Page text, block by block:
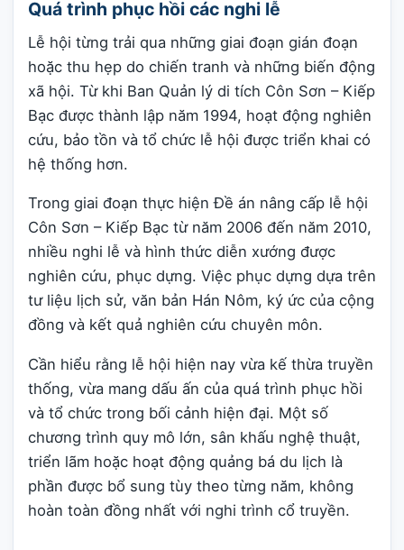
Quá trình phục hồi các nghi lễ
Lễ hội từng trải qua những giai đoạn gián đoạn
hoặc thu hẹp do chiến tranh và những biến động
xã hội. Từ khi Ban Quản lý di tích Côn Sơn – Kiếp
Bạc được thành lập năm 1994, hoạt động nghiên
cứu, bảo tồn và tổ chức lễ hội được triển khai có
hệ thống hơn.
Trong giai đoạn thực hiện Đề án nâng cấp lễ hội
Côn Sơn – Kiếp Bạc từ năm 2006 đến năm 2010,
nhiều nghi lễ và hình thức diễn xướng được
nghiên cứu, phục dựng. Việc phục dựng dựa trên
tư liệu lịch sử, văn bản Hán Nôm, ký ức của cộng
đồng và kết quả nghiên cứu chuyên môn.
Cần hiểu rằng lễ hội hiện nay vừa kế thừa truyền
thống, vừa mang dấu ấn của quá trình phục hồi
và tổ chức trong bối cảnh hiện đại. Một số
chương trình quy mô lớn, sân khấu nghệ thuật,
triển lãm hoặc hoạt động quảng bá du lịch là
phần được bổ sung tùy theo từng năm, không
hoàn toàn đồng nhất với nghi trình cổ truyền.